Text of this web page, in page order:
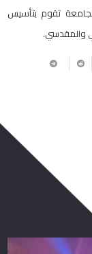
تقوم بتأسيس
والمقدسي.